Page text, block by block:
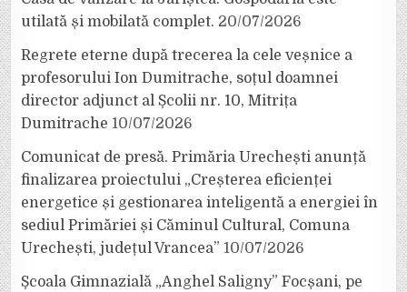
utilată și mobilată complet. 20/07/2026
Regrete eterne după trecerea la cele veșnice a
profesorului Ion Dumitrache, soțul doamnei
director adjunct al Școlii nr. 10, Mitrița
Dumitrache 10/07/2026
Comunicat de presă. Primăria Urechești anunță
finalizarea proiectului „Creșterea eficienței
energetice și gestionarea inteligentă a energiei în
sediul Primăriei și Căminul Cultural, Comuna
Urechești, județul Vrancea” 10/07/2026
Școala Gimnazială „Anghel Saligny” Focșani, pe